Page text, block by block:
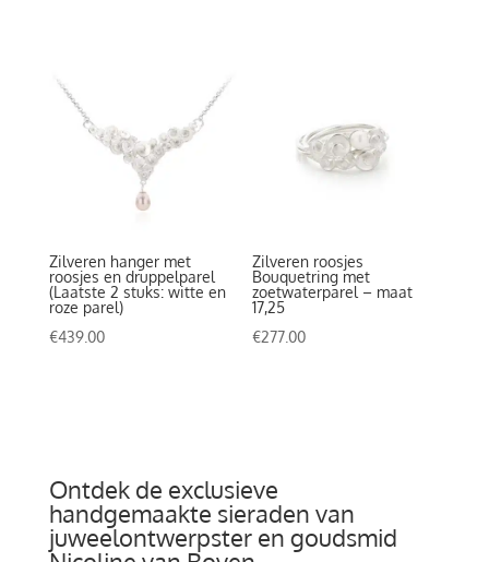
Zilveren hanger met
roosjes en druppelparel
(Laatste 2 stuks: witte en
roze parel)
€439.00
Zilveren roosjes
Bouquetring met
zoetwaterparel – maat
17,25
€277.00
Ontdek de exclusieve
handgemaakte sieraden van
juweelontwerpster en goudsmid